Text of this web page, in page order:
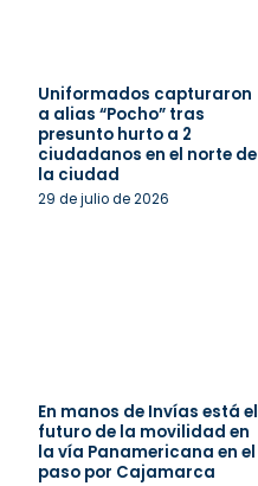
Uniformados capturaron
a alias “Pocho” tras
presunto hurto a 2
ciudadanos en el norte de
la ciudad
29 de julio de 2026
En manos de Invías está el
futuro de la movilidad en
la vía Panamericana en el
paso por Cajamarca